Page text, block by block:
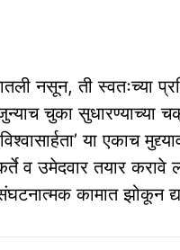
नसून, ती स्वतःच्या
चुका
या एकाच
व उमेदवार तयार
कामात झोकून